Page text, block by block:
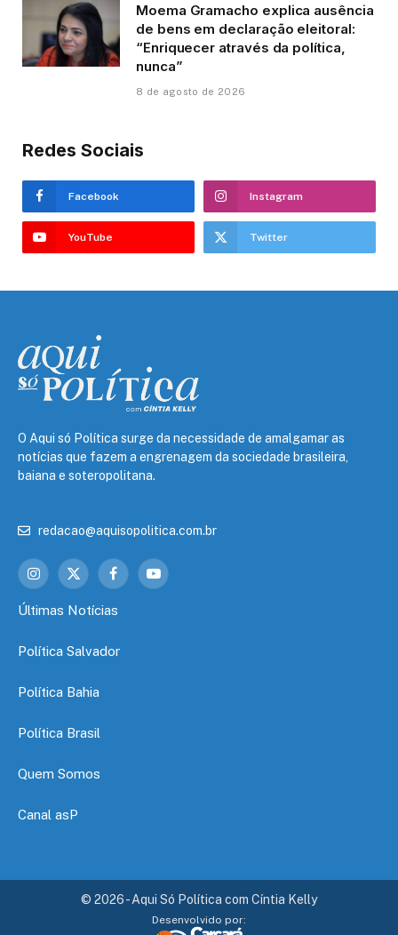
Moema Gramacho explica ausência
de bens em declaração eleitoral:
“Enriquecer através da política,
nunca”
8 de agosto de 2026
Redes Sociais
Facebook Instagram
YouTube Twitter
O Aqui só Política surge da necessidade de amalgamar as
notícias que fazem a engrenagem da sociedade brasileira,
baiana e soteropolitana.
redacao@aquisopolitica.com.br
Instagram
X
FacebookYouTube
Últimas Notícias
Política Salvador
Política Bahia
Política Brasil
Quem Somos
Canal asP
© 2026 - Aqui Só Política com Cíntia Kelly
Desenvolvido por: